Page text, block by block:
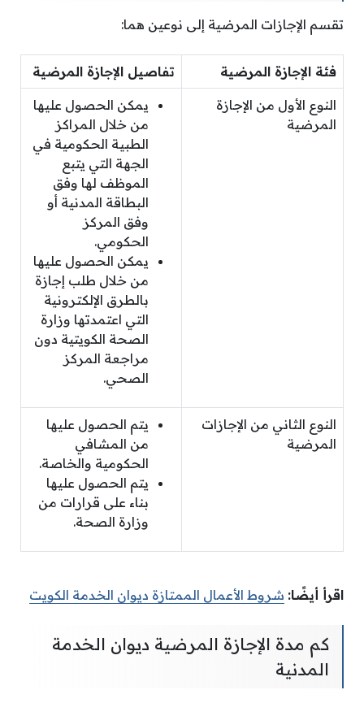
تقسم الإجازات المرضية إلى نوعين هما:
فئة الإجازة المرضية تفاصيل الإجازة المرضية
النوع الأول من الإجازة
المرضية
يمكن الحصول عليها
من خلال المراكز
الطبية الحكومية في
الجهة التي يتبع
الموظف لها وفق
البطاقة المدنية أو
وفق المركز
الحكومي.
يمكن الحصول عليها
من خلال طلب إجازة
بالطرق الإلكترونية
التي اعتمدتها وزارة
الصحة الكويتية دون
مراجعة المركز
الصحي.
النوع الثاني من الإجازات
المرضية
يتم الحصول عليها
من المشافي
الحكومية والخاصة.
يتم الحصول عليها
بناء على قرارات من
وزارة الصحة.
اقرأ أيضًا: شروط الأعمال الممتازة ديوان الخدمة الكويت
كم مدة الإجازة المرضية ديوان الخدمة
المدنية